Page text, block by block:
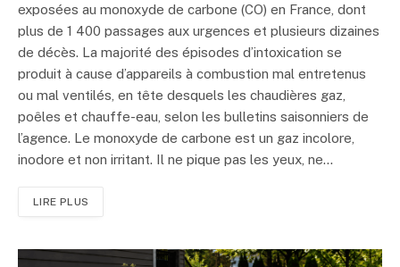
exposées au monoxyde de carbone (CO) en France, dont
plus de 1 400 passages aux urgences et plusieurs dizaines
de décès. La majorité des épisodes d’intoxication se
produit à cause d’appareils à combustion mal entretenus
ou mal ventilés, en tête desquels les chaudières gaz,
poêles et chauffe-eau, selon les bulletins saisonniers de
l’agence. Le monoxyde de carbone est un gaz incolore,
inodore et non irritant. Il ne pique pas les yeux, ne…
LIRE PLUS